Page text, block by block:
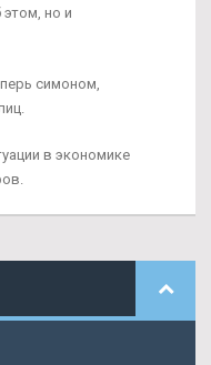
но и
симоном,
в экономике